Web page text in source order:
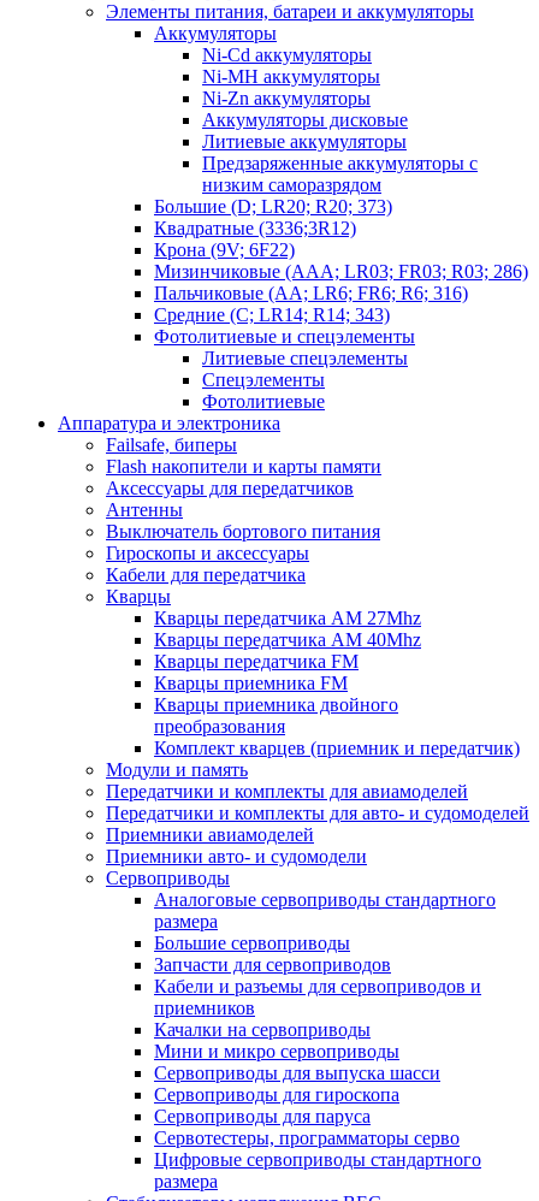
Элементы питания, батареи и аккумуляторы
Аккумуляторы
Ni-Cd аккумуляторы
Ni-MH аккумуляторы
Ni-Zn аккумуляторы
Аккумуляторы дисковые
Литиевые аккумуляторы
Предзаряженные аккумуляторы с
низким саморазрядом
Большие (D; LR20; R20; 373)
Квадратные (3336;3R12)
Крона (9V; 6F22)
Мизинчиковые (AAA; LR03; FR03; R03; 286)
Пальчиковые (AA; LR6; FR6; R6; 316)
Средние (C; LR14; R14; 343)
Фотолитиевые и спецэлементы
Литиевые спецэлементы
Спецэлементы
Фотолитиевые
Аппаратура и электроника
Failsafe, биперы
Flash накопители и карты памяти
Аксессуары для передатчиков
Антенны
Выключатель бортового питания
Гироскопы и аксессуары
Кабели для передатчика
Кварцы
Кварцы передатчика AM 27Mhz
Кварцы передатчика AM 40Mhz
Кварцы передатчика FM
Кварцы приемника FM
Кварцы приемника двойного
преобразования
Комплект кварцев (приемник и передатчик)
Модули и память
Передатчики и комплекты для авиамоделей
Передатчики и комплекты для авто- и судомоделей
Приемники авиамоделей
Приемники авто- и судомодели
Сервоприводы
Аналоговые сервоприводы стандартного
размера
Большие сервоприводы
Запчасти для сервоприводов
Кабели и разъемы для сервоприводов и
приемников
Качалки на сервоприводы
Мини и микро сервоприводы
Сервоприводы для выпуска шасси
Сервоприводы для гироскопа
Сервоприводы для паруса
Сервотестеры, программаторы серво
Цифровые сервоприводы стандартного
размера